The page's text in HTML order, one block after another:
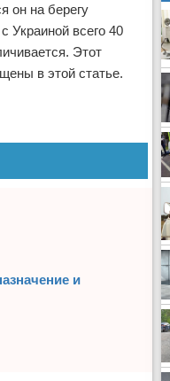
он на берегу
Украиной всего 40
Этот
в этой статье.
и